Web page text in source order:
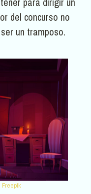
del concurso no
un tramposo.
Freepik